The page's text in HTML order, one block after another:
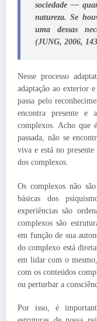
sociedade —
natureza. Se
uma dessas
(JUNG, 2006,
Nesse processo
adaptação ao exterior
passa pelo
encontra presente e
complexos. Acho que
passada, não se
viva e está no
dos complexos.
Os complexos não
básicas dos
experiências são
complexos são
em função de sua
do complexo está
em lidar com o
com os conteúdos
ou perturbar a
Por isso, é